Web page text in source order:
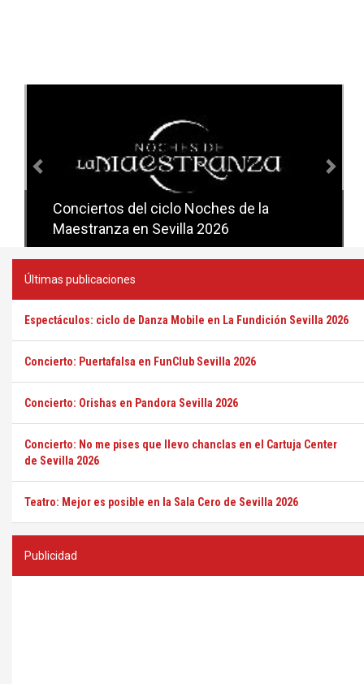
Conciertos del ciclo Noches de la
Maestranza en Sevilla 2026
Conciertos del ciclo Candlelight en
Sevilla
Últimas publicaciones
Espectáculos: ciclo de Danza Mobile en La Fundición Sevilla 2026
Concierto: Puertafalsa en FunClub Sevilla 2026
Concierto: Orishas en Pandora Sevilla 2026
Concierto: No me pises que llevo chanclas en el Cartuja Center
de Sevilla 2026
Teatro: Mejor es posible en la Sala Cero de Sevilla 2026
Publicidad